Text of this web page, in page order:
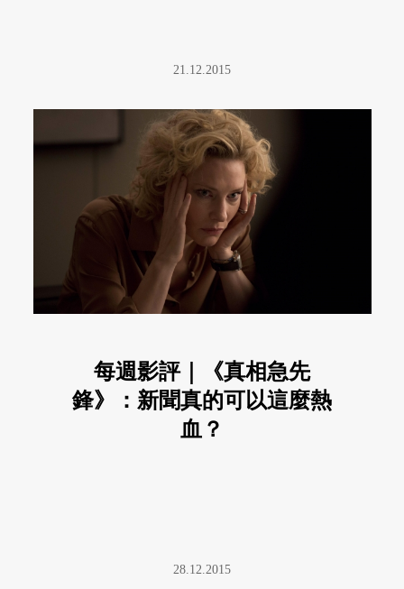
21.12.2015
每週影評｜《真相急先
鋒》：新聞真的可以這麼熱
血？
28.12.2015